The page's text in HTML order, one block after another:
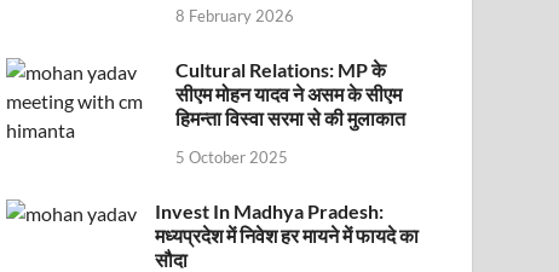
8 February 2026
Cultural Relations: MP के
सीएम मोहन यादव ने असम के सीएम
हिमन्ता विस्वा सरमा से की मुलाकात
5 October 2025
Invest In Madhya Pradesh:
मध्यप्रदेश में निवेश हर मायने में फायदे का
सौदा